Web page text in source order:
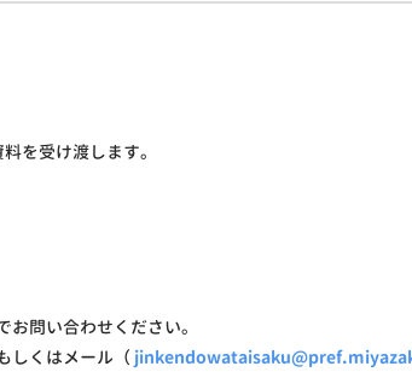
を受け渡します。
問い合わせください。
しくはメール（